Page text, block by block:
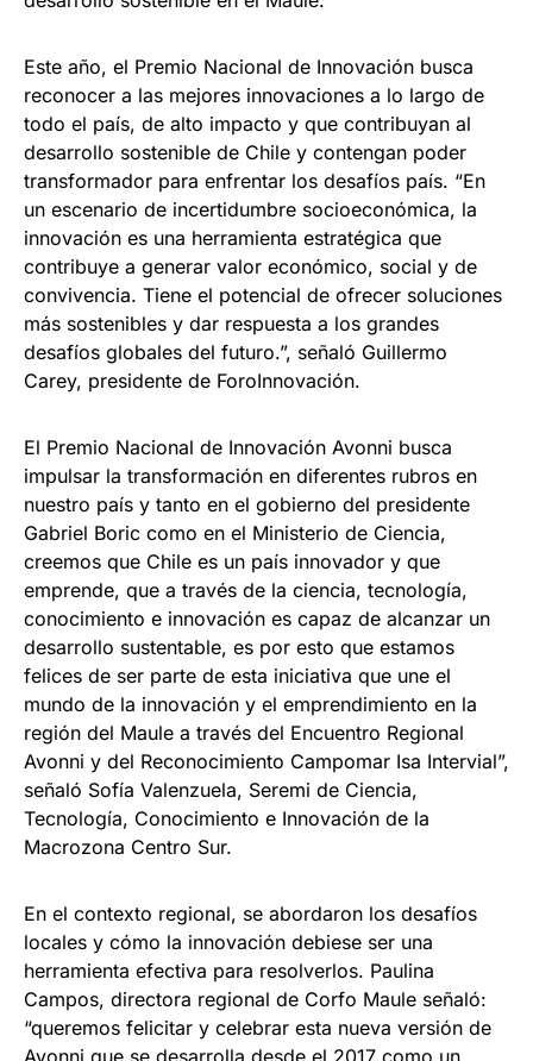
Este año, el Premio Nacional de Innovación busca
reconocer a las mejores innovaciones a lo largo de
todo el país, de alto impacto y que contribuyan al
desarrollo sostenible de Chile y contengan poder
transformador para enfrentar los desafíos país. “En
un escenario de incertidumbre socioeconómica, la
innovación es una herramienta estratégica que
contribuye a generar valor económico, social y de
convivencia. Tiene el potencial de ofrecer soluciones
más sostenibles y dar respuesta a los grandes
desafíos globales del futuro.”, señaló Guillermo
Carey, presidente de ForoInnovación.
El Premio Nacional de Innovación Avonni busca
impulsar la transformación en diferentes rubros en
nuestro país y tanto en el gobierno del presidente
Gabriel Boric como en el Ministerio de Ciencia,
creemos que Chile es un país innovador y que
emprende, que a través de la ciencia, tecnología,
conocimiento e innovación es capaz de alcanzar un
desarrollo sustentable, es por esto que estamos
felices de ser parte de esta iniciativa que une el
mundo de la innovación y el emprendimiento en la
región del Maule a través del Encuentro Regional
Avonni y del Reconocimiento Campomar Isa Intervial”,
señaló Sofía Valenzuela, Seremi de Ciencia,
Tecnología, Conocimiento e Innovación de la
Macrozona Centro Sur.
En el contexto regional, se abordaron los desafíos
locales y cómo la innovación debiese ser una
herramienta efectiva para resolverlos. Paulina
Campos, directora regional de Corfo Maule señaló:
“queremos felicitar y celebrar esta nueva versión de
Avonni que se desarrolla desde el 2017 como un